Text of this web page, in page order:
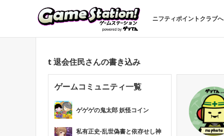
ニフティポイントクラブへ
t 退会住民さんの書き込み
ゲームコミュニティ一覧
ゲゲゲの鬼太郎 妖怪コイン
私有正史-乱世偽書と依存せし神